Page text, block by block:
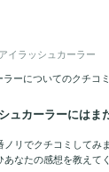
イラッシュカーラー
ーについてのクチコ
ュカーラーにはま
ノリでクチコミしてみ
あなたの感想を教えて